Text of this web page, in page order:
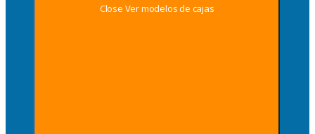
Close Ver modelos de cajas